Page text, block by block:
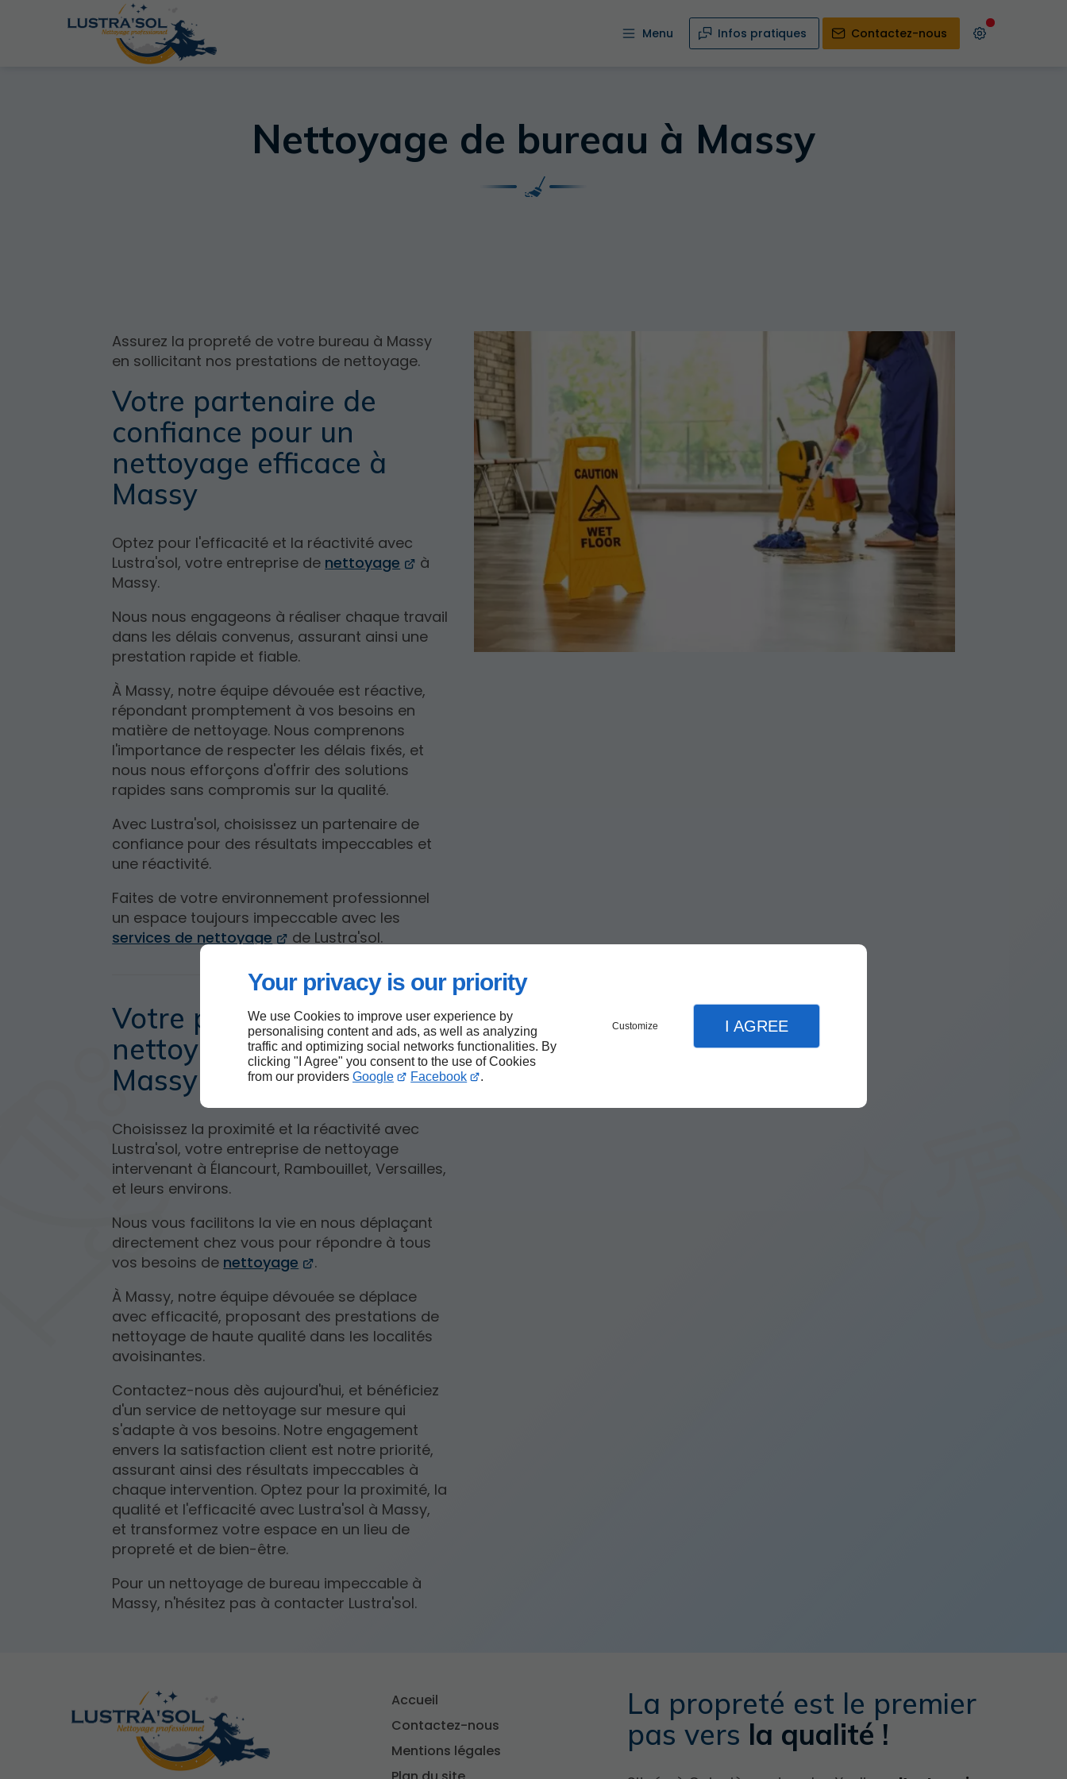
Your privacy is our priority
We use Cookies to improve user experience by
personalising content and ads, as well as analyzing
traffic and optimizing social networks functionalities. By
clicking "I Agree" you consent to the use of Cookies
from our providers Google Facebook .
Customize I AGREE
Menu Infos pratiques Contactez-nous
Nettoyage de bureau à Massy
Assurez la propreté de votre bureau à Massy
en sollicitant nos prestations de nettoyage.
Votre partenaire de
confiance pour un
nettoyage efficace à
Massy
Optez pour l'efficacité et la réactivité avec
Lustra'sol, votre entreprise de nettoyage
à
Massy.
Nous nous engageons à réaliser chaque travail
dans les délais convenus, assurant ainsi une
prestation rapide et fiable.
À Massy, notre équipe dévouée est réactive,
répondant promptement à vos besoins en
matière de nettoyage. Nous comprenons
l'importance de respecter les délais fixés, et
nous nous efforçons d'offrir des solutions
rapides sans compromis sur la qualité.
Avec Lustra'sol, choisissez un partenaire de
confiance pour des résultats impeccables et
une réactivité.
Faites de votre environnement professionnel
un espace toujours impeccable avec les
services de nettoyage
de Lustra'sol.
Votre partenaire de
nettoyage réactif à
Massy
Choisissez la proximité et la réactivité avec
Lustra'sol, votre entreprise de nettoyage
intervenant à Élancourt, Rambouillet, Versailles,
et leurs environs.
Nous vous facilitons la vie en nous déplaçant
directement chez vous pour répondre à tous
vos besoins de nettoyage
.
À Massy, notre équipe dévouée se déplace
avec efficacité, proposant des prestations de
nettoyage de haute qualité dans les localités
avoisinantes.
Contactez-nous dès aujourd'hui, et bénéficiez
d'un service de nettoyage sur mesure qui
s'adapte à vos besoins. Notre engagement
envers la satisfaction client est notre priorité,
assurant ainsi des résultats impeccables à
chaque intervention. Optez pour la proximité, la
qualité et l'efficacité avec Lustra'sol à Massy,
et transformez votre espace en un lieu de
propreté et de bien-être.
Pour un nettoyage de bureau impeccable à
Massy, n'hésitez pas à contacter Lustra'sol.
Accueil
Contactez-nous
Mentions légales
La propreté est le premier
pas vers la qualité !